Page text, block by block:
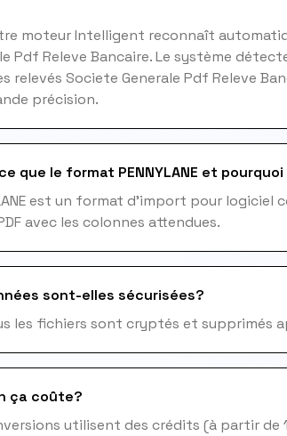
moteur Intelligent reconnaît
Pdf Releve Bancaire. Le système
relevés Societe Generale Pdf Releve
précision.
que le format PENNYLANE et
est un format d'import pour
avec les colonnes attendues.
sont-elles sécurisées?
les fichiers sont cryptés et supprimés
ça coûte?
utilisent des crédits (à partir